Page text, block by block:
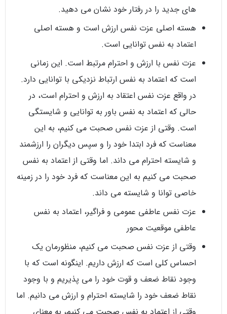
های جدید را در رفتار خود نشان می دهید.
هسته اصلی عزت نفس ارزش است و هسته اصلی
اعتماد به نفس توانایی است.
عزت نفس با ارزش و احترام مرتبط است. این زمانی
است که اعتماد به نفس ارتباط نزدیکی با توانایی دارد.
در واقع عزت نفس اعتقاد به ارزش و احترام است، در
حالی که اعتماد به نفس باور به توانایی و شایستگی
است. وقتی از عزت نفس صحبت می کنیم، به این
معناست که فرد ابتدا خود را و سپس دیگران را ارزشمند
و شایسته احترام می داند. اما وقتی از اعتماد به نفس
صحبت می کنیم به این معناست که فرد خود را در زمینه
خاصی توانا و شایسته می داند.
عزت نفس عاطفی عمومی و فراگیر، اعتماد به نفس
عاطفی موقعیت محور
وقتی از عزت نفس صحبت می کنیم، منظورمان یک
احساس کلی است که ارزش داریم. اینگونه است که با
وجود نقاط ضعف و قوت خود را می پذیریم و با وجود
نقاط ضعف خود را شایسته احترام و ارزش می دانیم. اما